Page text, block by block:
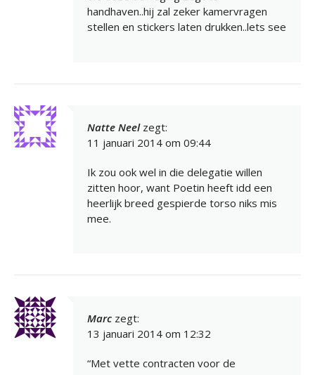
handhaven..hij zal zeker kamervragen
stellen en stickers laten drukken..lets see
Natte Neel zegt:
11 januari 2014 om 09:44
Ik zou ook wel in die delegatie willen
zitten hoor, want Poetin heeft idd een
heerlijk breed gespierde torso niks mis
mee.
Marc zegt:
13 januari 2014 om 12:32
“Met vette contracten voor de